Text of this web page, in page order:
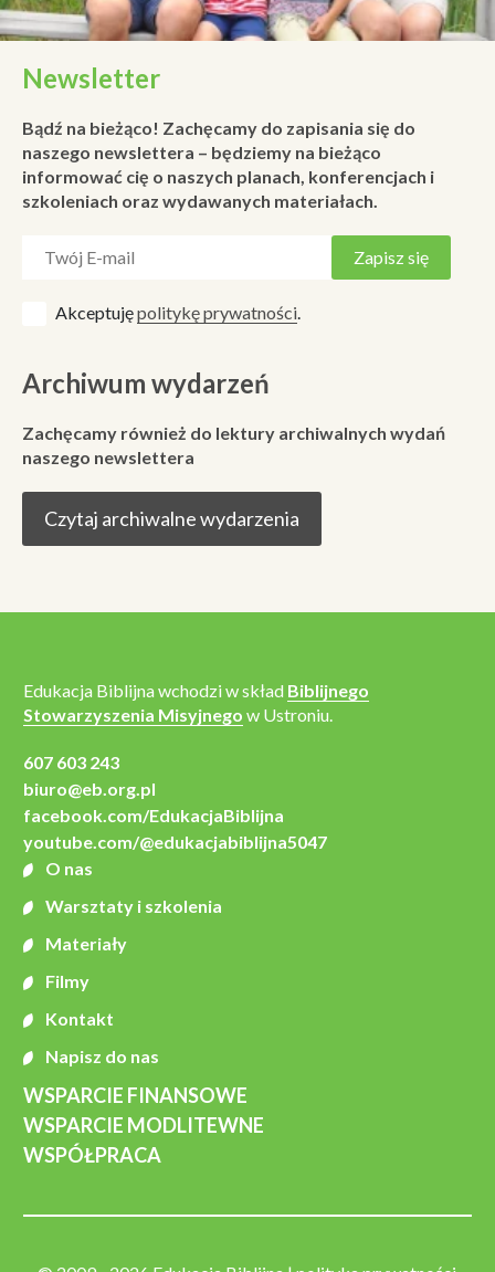
Newsletter
Bądź na bieżąco! Zachęcamy do zapisania się do
naszego newslettera – będziemy na bieżąco
informować cię o naszych planach, konferencjach i
szkoleniach oraz wydawanych materiałach.
Akceptujępolitykę prywatności
Archiwum wydarzeń
Zachęcamy również do lektury archiwalnych wydań
naszego newslettera
Czytaj archiwalne wydarzenia
Edukacja Biblijna wchodzi w skład Biblijnego
Stowarzyszenia Misyjnego w Ustroniu.
607 603 243
biuro@eb.org.pl
facebook.com/EdukacjaBiblijna
youtube.com/@edukacjabiblijna5047
O nas
Warsztaty i szkolenia
Materiały
Filmy
Kontakt
Napisz do nas
WSPARCIE FINANSOWE
WSPARCIE MODLITEWNE
WSPÓŁPRACA